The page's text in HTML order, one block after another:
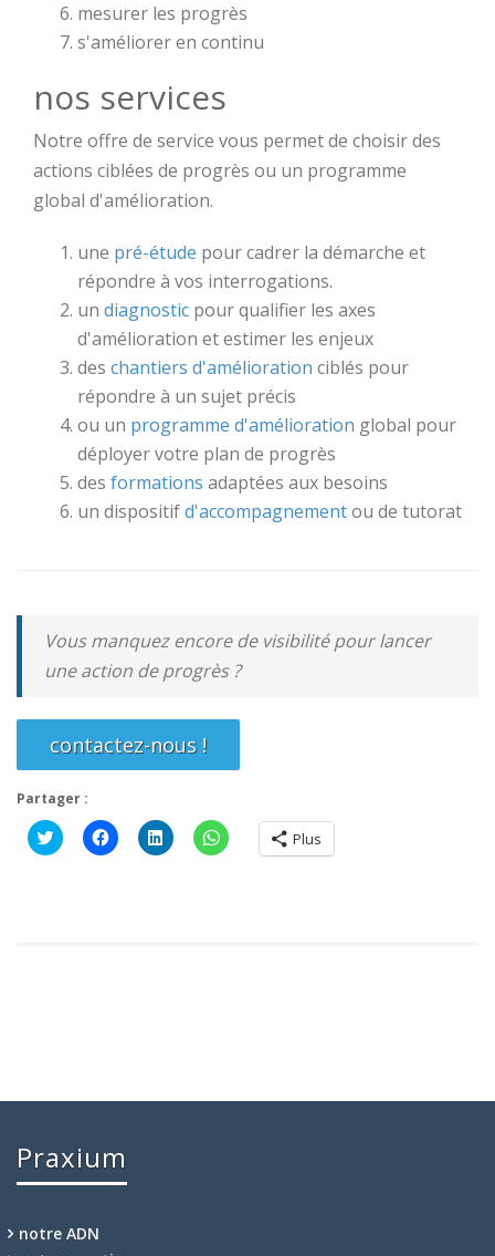
mesurer les progrès
s'améliorer en continu
nos services
Notre offre de service vous permet de choisir des
actions ciblées de progrès ou un programme
global d'amélioration.
une pré-étude pour cadrer la démarche et
répondre à vos interrogations.
un diagnostic pour qualifier les axes
d'amélioration et estimer les enjeux
des chantiers d'amélioration ciblés pour
répondre à un sujet précis
ou un programme d'amélioration global pour
déployer votre plan de progrès
des formations adaptées aux besoins
un dispositifd'accompagnementou de tutorat
Vous manquez encore de visibilité pour lancer
une action de progrès ?
contactez-nous !
Partager :
Cliquez
pour
Cliquez
pour
Cliquez
pour
Cliquez
pour
partager
Plus
Praxium
notre ADN